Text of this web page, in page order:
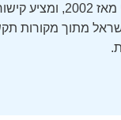
המרכז הירושלמי מאז
מתוך מקורות